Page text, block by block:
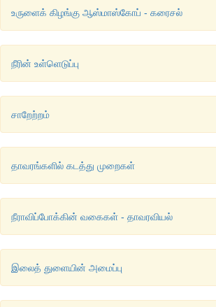
உருளைக் கிழங்கு ஆஸ்மாஸ்கோப் - கரைசல்
நீரின் உள்ளெடுப்பு
சாறேற்றம்
தாவரங்களில் கடத்து முறைகள்
நீராவிப்போக்கின் வகைகள் - தாவரவியல்
இலைத் துளையின் அமைப்பு